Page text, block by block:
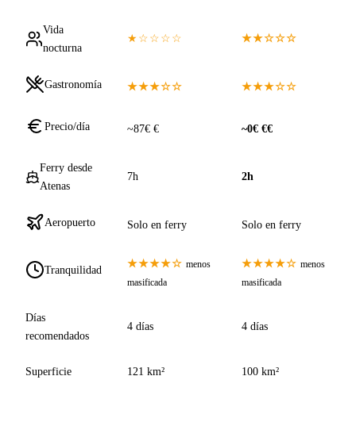
Vida
nocturna
★☆☆☆☆ ★★☆☆☆
Gastronomía ★★★☆☆ ★★★☆☆
Precio/día ~87€ € ~0€ €€
Ferry desde
Atenas
7h 2h
Aeropuerto Solo en ferry Solo en ferry
Tranquilidad ★★★★☆ menos
masificada
★★★★☆ menos
masificada
Días
recomendados
4 días 4 días
Superficie 121 km² 100 km²